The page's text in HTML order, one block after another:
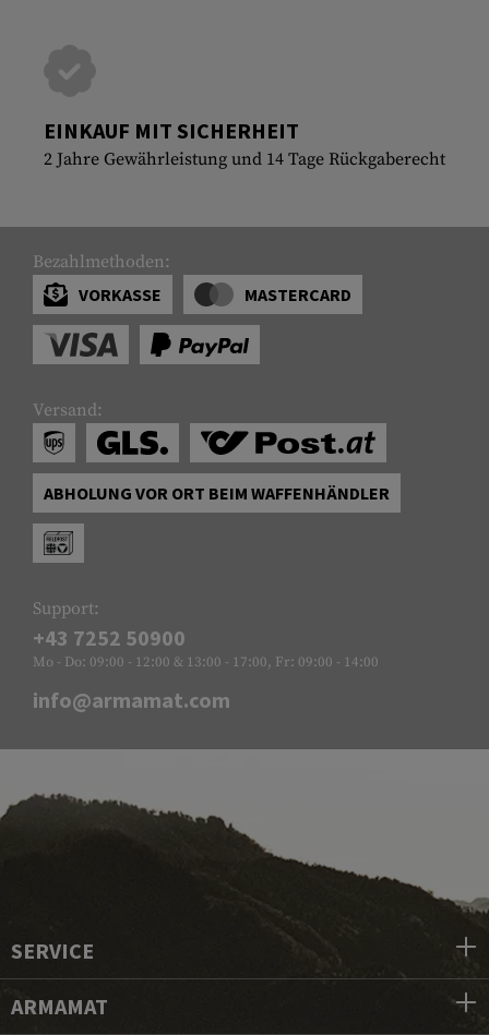
EINKAUF MIT SICHERHEIT
2 Jahre Gewährleistung und 14 Tage Rückgaberecht
Bezahlmethoden:
VORKASSE
MASTERCARD
Versand:
ABHOLUNG VOR ORT BEIM WAFFENHÄNDLER
Support:
+43 7252 50900
Mo - Do: 09:00 - 12:00 & 13:00 - 17:00, Fr: 09:00 - 14:00
info@armamat.com
SERVICE
ARMAMAT